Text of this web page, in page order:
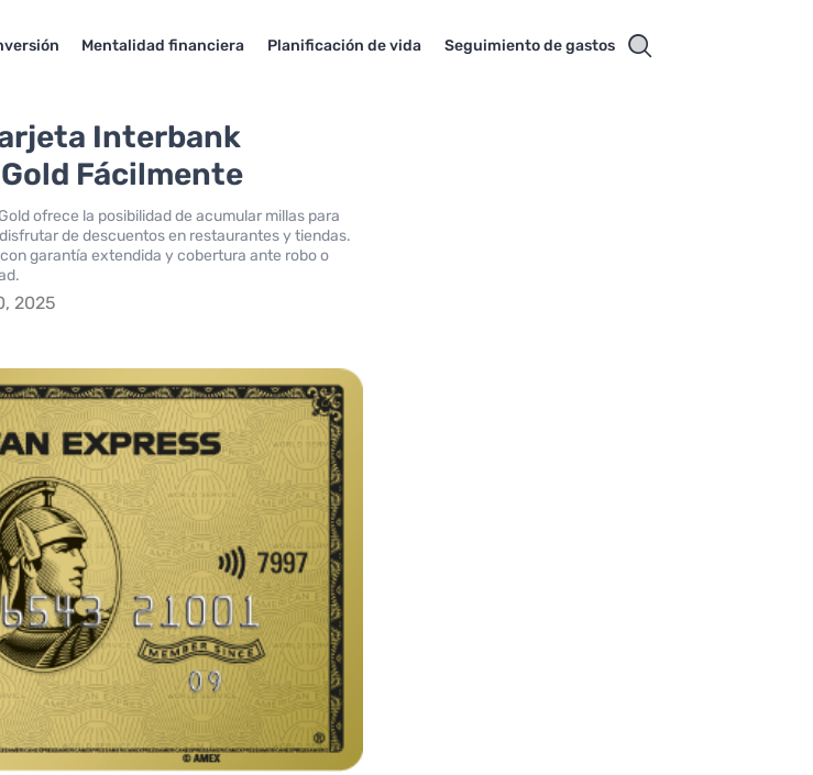
Mentalidad financiera Planificación de vida Seguimiento de gastos
Interbank
Fácilmente
ofrece la posibilidad de acumular millas para
de descuentos en restaurantes y tiendas.
garantía extendida y cobertura ante robo o
2025